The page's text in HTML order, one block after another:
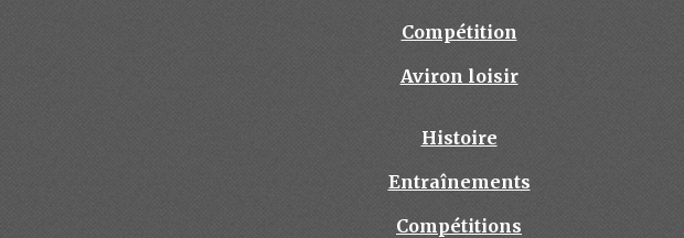
Compétition
Aviron loisir
Histoire
Entraînements
Compétitions